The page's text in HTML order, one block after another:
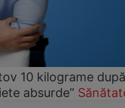
10 kilograme
absurde”